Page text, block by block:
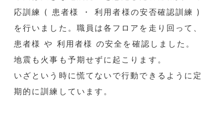
応訓練 ( 患者様 ・ 利用者様の安否確認訓練 )
を行いました。職員は各フロアを走り回って、
患者様 や 利用者様 の安全を確認しました。
地震も火事も予期せずに起こります。
いざという時に慌てないで行動できるように定
期的に訓練しています。